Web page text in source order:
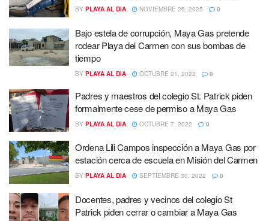
BY PLAYA AL DIA NOVIEMBRE 26, 2025 0
Bajo estela de corrupción, Maya Gas pretende
rodear Playa del Carmen con sus bombas de
tiempo
BY PLAYA AL DIA OCTUBRE 21, 2022 0
Padres y maestros del colegio St. Patrick piden
formalmente cese de permiso a Maya Gas
BY PLAYA AL DIA OCTUBRE 7, 2022 0
Ordena Lili Campos inspección a Maya Gas por
estación cerca de escuela en Misión del Carmen
BY PLAYA AL DIA SEPTIEMBRE 30, 2022 0
Docentes, padres y vecinos del colegio St
Patrick piden cerrar o cambiar a Maya Gas